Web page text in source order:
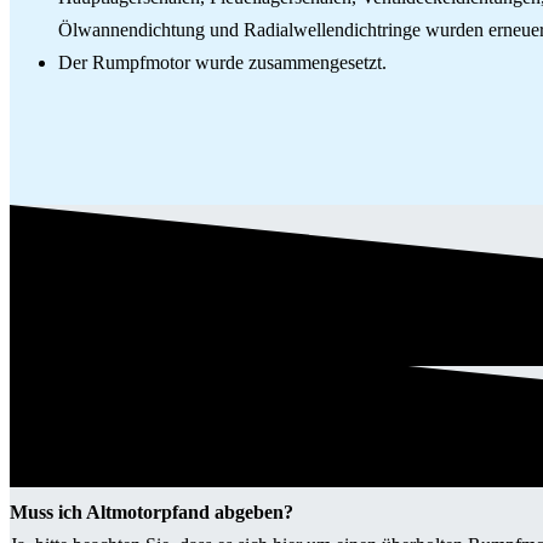
Ölwannendichtung und Radialwellendichtringe wurden
Der Rumpfmotor wurde zusammengesetzt.
Muss ich Altmotorpfand abgeben?